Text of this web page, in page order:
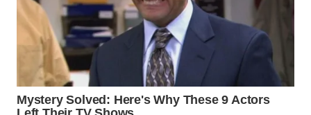
WN
NIAS
WN
LANGKAT